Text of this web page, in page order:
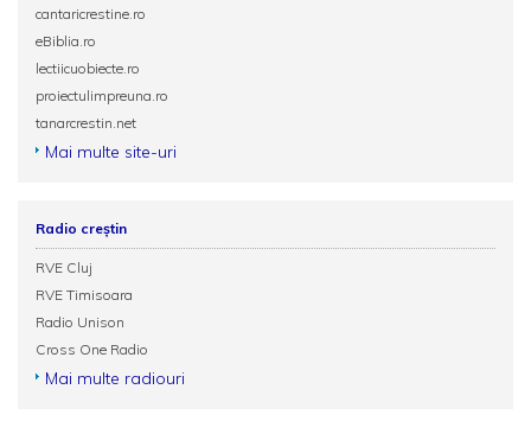
cantaricrestine.ro
eBiblia.ro
lectiicuobiecte.ro
proiectulimpreuna.ro
tanarcrestin.net
Mai multe site-uri
Radio creștin
RVE Cluj
RVE Timisoara
Radio Unison
Cross One Radio
Mai multe radiouri